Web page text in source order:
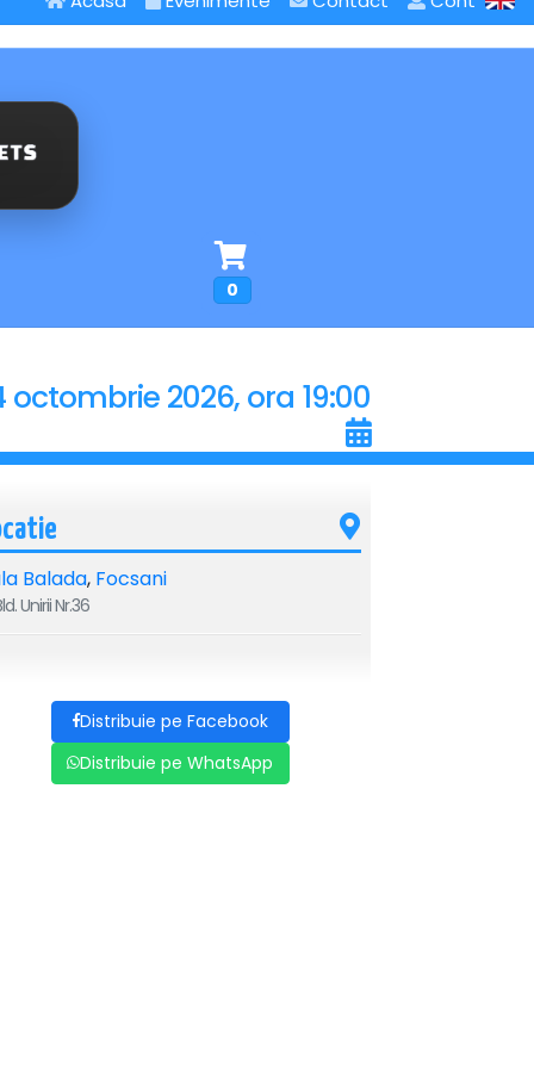
0
octombrie 2026, ora 19:00
Balada, Focsani
Unirii Nr.36
Distribuie pe Facebook
Distribuie pe WhatsApp